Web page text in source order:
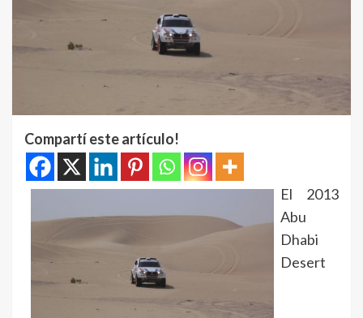
Compartí este artículo!
El 2013
Abu
Dhabi
Desert